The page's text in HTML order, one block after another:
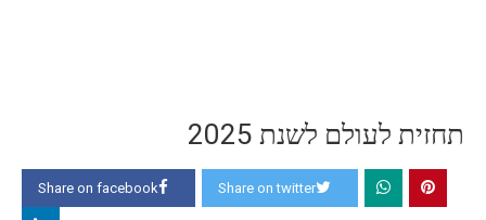
תחזית לעולם לשנת 2025
Share on facebook Share on twitter